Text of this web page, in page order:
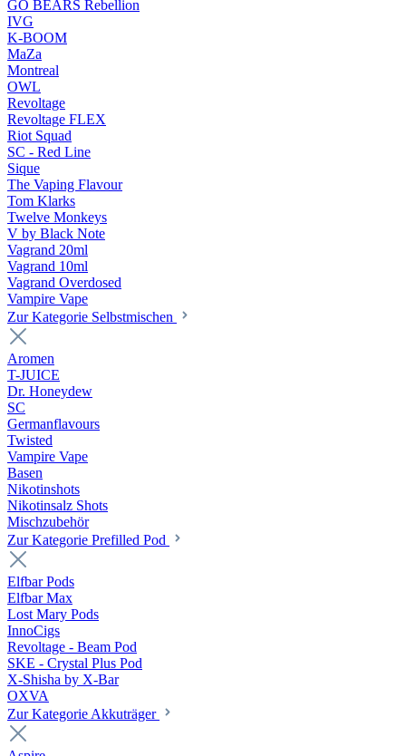
GO BEARS Rebellion
IVG
K-BOOM
MaZa
Montreal
OWL
Revoltage
Revoltage FLEX
Riot Squad
SC - Red Line
Sique
The Vaping Flavour
Tom Klarks
Twelve Monkeys
V by Black Note
Vagrand 20ml
Vagrand 10ml
Vagrand Overdosed
Vampire Vape
Zur Kategorie Selbstmischen
Aromen
T-JUICE
Dr. Honeydew
SC
Germanflavours
Twisted
Vampire Vape
Basen
Nikotinshots
Nikotinsalz Shots
Mischzubehör
Zur Kategorie Prefilled Pod
Elfbar Pods
Elfbar Max
Lost Mary Pods
InnoCigs
Revoltage - Beam Pod
SKE - Crystal Plus Pod
X-Shisha by X-Bar
OXVA
Zur Kategorie Akkuträger